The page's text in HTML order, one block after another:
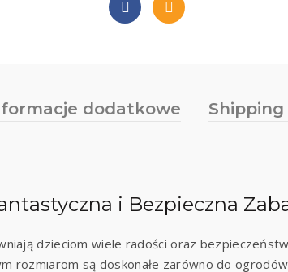
dodatkowe
i Bezpieczna
dzieciom wiele radości oraz
rozmiarom są doskonałe zarówno do